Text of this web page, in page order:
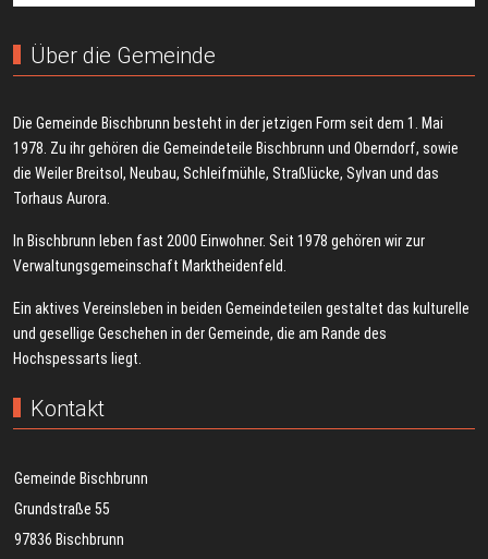
Über die Gemeinde
Die Gemeinde Bischbrunn besteht in der jetzigen Form seit dem 1. Mai
1978. Zu ihr gehören die Gemeindeteile Bischbrunn und Oberndorf, sowie
die Weiler Breitsol, Neubau, Schleifmühle, Straßlücke, Sylvan und das
Torhaus Aurora.
In Bischbrunn leben fast 2000 Einwohner. Seit 1978 gehören wir zur
Verwaltungsgemeinschaft Marktheidenfeld.
Ein aktives Vereinsleben in beiden Gemeindeteilen gestaltet das kulturelle
und gesellige Geschehen in der Gemeinde, die am Rande des
Hochspessarts liegt.
Kontakt
Gemeinde Bischbrunn
Grundstraße 55
97836 Bischbrunn